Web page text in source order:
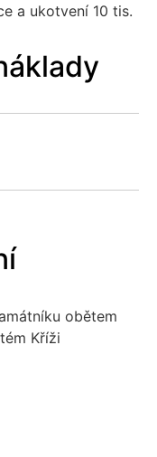
a ukotvení 10 tis.
obětem
Kříži